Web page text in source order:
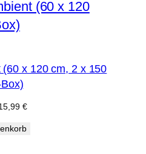
x 120 cm, 2 x 150
€Aktueller
ist: